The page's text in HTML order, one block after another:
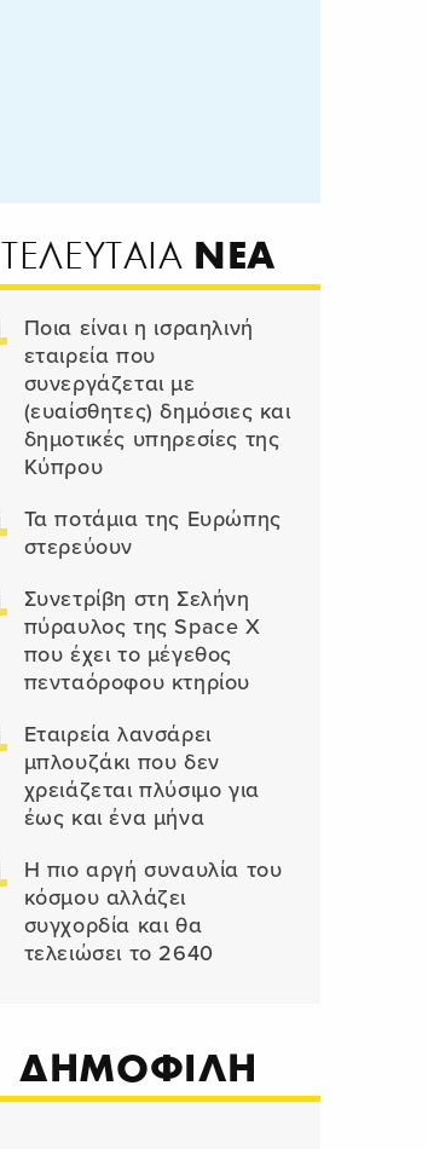
ΤΕΛΕΥΤΑΙΑ ΝΕΑ
Ποια είναι η ισραηλινή
εταιρεία που
συνεργάζεται με
(ευαίσθητες) δημόσιες και
δημοτικές υπηρεσίες της
Κύπρου
Τα ποτάμια της Ευρώπης
στερεύουν
Συνετρίβη στη Σελήνη
πύραυλος της Space X
που έχει το μέγεθος
πενταόροφου κτηρίου
Εταιρεία λανσάρει
μπλουζάκι που δεν
χρειάζεται πλύσιμο για
έως και ένα μήνα
Η πιο αργή συναυλία του
κόσμου αλλάζει
συγχορδία και θα
τελειώσει το 2640
ΔΗΜΟΦΙΛΗ